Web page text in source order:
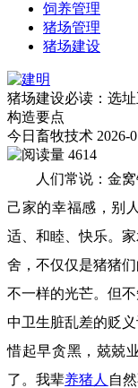
饲养管理
猪场管理
猪场建设
猪场建设必读：选
构造要点
今日畜牧技术 2026-
4614
人们常说：金窝
己家的幸福感，别
适、和睦、快乐。
舍，不仅仅是猪猪
不一样的光芒。但
中卫生脏乱差的贬
惜起早贪黑，兢兢
了。我辈养猪人 自